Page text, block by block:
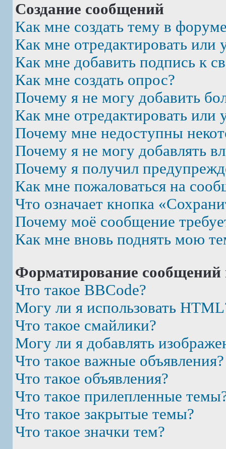
Создание сообщений
Как мне создать тему в
Как мне отредактировать или
Как мне добавить подпись к
Как мне создать опрос?
Почему я не могу добавить
Как мне отредактировать или
Почему мне недоступны
Почему я не могу добавлять
Почему я получил
Как мне пожаловаться на
Что означает кнопка
Почему моё сообщение
Как мне вновь поднять мою
Форматирование
Что такое BBCode?
Могу ли я использовать
Что такое смайлики?
Могу ли я добавлять
Что такое важные объявления?
Что такое объявления?
Что такое прилепленные
Что такое закрытые темы?
Что такое значки тем?